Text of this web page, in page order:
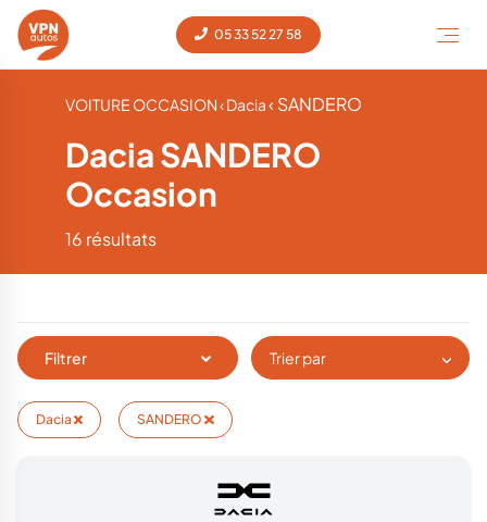
05 33 52 27 58
VOITURE OCCASION‹ Dacia‹ SANDERO
Dacia SANDERO
Occasion
16 résultats
Filtrer Trier par
Dacia SANDERO